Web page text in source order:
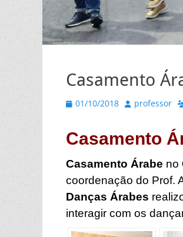
Casamento
Posted
01/10/2018 Autorprofessor
Casamento
Casamento Árabe no
coordenação do Prof.
Danças Árabes
interagir com os